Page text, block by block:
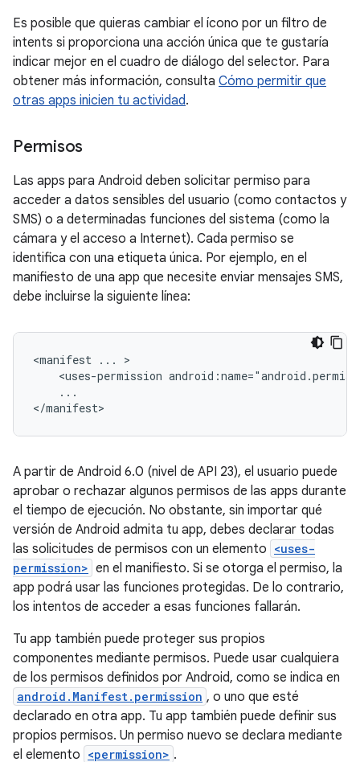
Es posible que quieras cambiar el ícono por un filtro de
intents si proporciona una acción única que te gustaría
indicar mejor en el cuadro de diálogo del selector. Para
obtener más información, consulta Cómo permitir que
otras apps inicien tu actividad.
Permisos
Las apps para Android deben solicitar permiso para
acceder a datos sensibles del usuario (como contactos y
SMS) o a determinadas funciones del sistema (como la
cámara y el acceso a Internet). Cada permiso se
identifica con una etiqueta única. Por ejemplo, en el
manifiesto de una app que necesite enviar mensajes SMS,
debe incluirse la siguiente línea:
<manifest ...
<uses-permission
...
</manifest>
A partir de Android 6.0 (nivel de API 23), el usuario puede
aprobar o rechazar algunos permisos de las apps durante
el tiempo de ejecución. No obstante, sin importar qué
versión de Android admita tu app, debes declarar todas
las solicitudes de permisos con un elemento <uses-
permission> en el manifiesto. Si se otorga el permiso, la
app podrá usar las funciones protegidas. De lo contrario,
los intentos de acceder a esas funciones fallarán.
Tu app también puede proteger sus propios
componentes mediante permisos. Puede usar cualquiera
de los permisos definidos por Android, como se indica en
android.Manifest.permission , o uno que esté
declarado en otra app. Tu app también puede definir sus
propios permisos. Un permiso nuevo se declara mediante
el elemento <permission> .